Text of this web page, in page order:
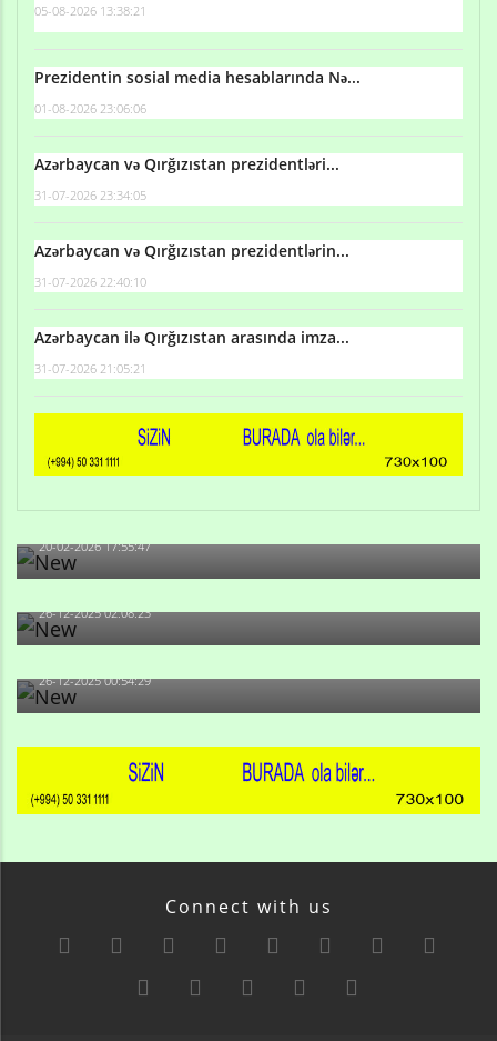
05-08-2026 13:38:21
Prezidentin sosial media hesablarında Nə...
01-08-2026 23:06:06
Azərbaycan və Qırğızıstan prezidentləri...
31-07-2026 23:34:05
Azərbaycan və Qırğızıstan prezidentlərin...
31-07-2026 22:40:10
Azərbaycan ilə Qırğızıstan arasında imza...
31-07-2026 21:05:21
Qulu Məhərrəmli: Sosial şəbəkələrdə söyüş niyə artıb?
20-02-2026 17:55:47
Məni bura NAZİR GÖNDƏRİB - 1937-ci ildən fəaliyyətdə
olan və...
26-12-2025 02:08:23
-Ay qız, sən məhkəməni udmayacaqsan... Sən bilirsən
də, məni...
26-12-2025 00:54:29
Connect with us